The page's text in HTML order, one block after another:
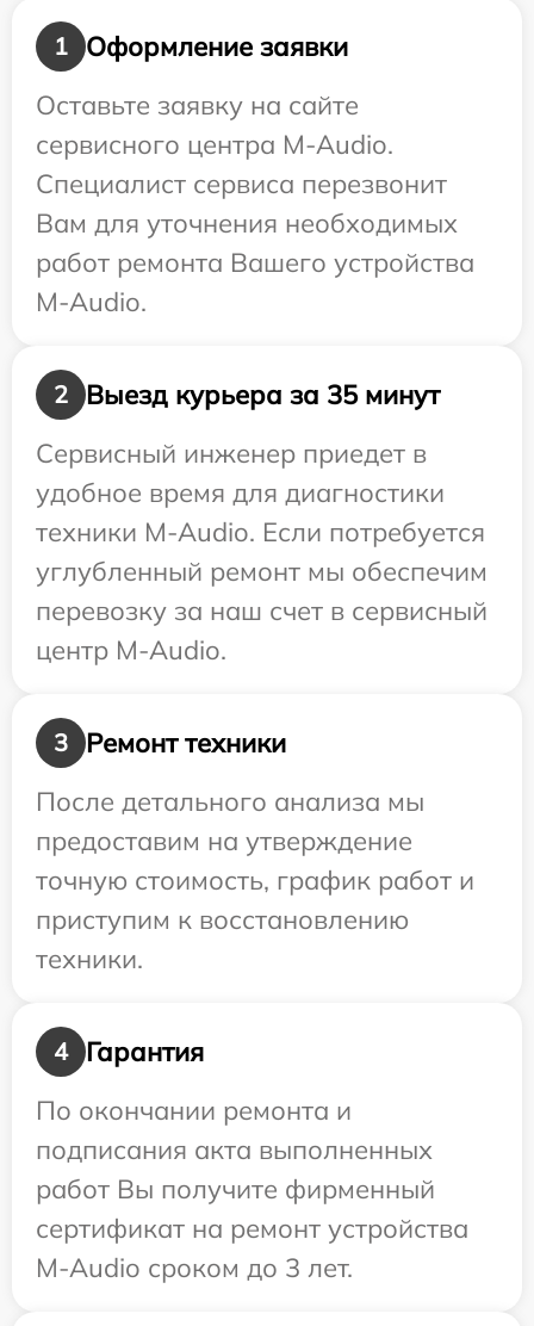
1
Оформление заявки
Оставьте заявку на сайте
сервисного центра M-Audio.
Специалист сервиса перезвонит
Вам для уточнения необходимых
работ ремонта Вашего устройства
M-Audio.
2
Выезд курьера за 35 минут
Сервисный инженер приедет в
удобное время для диагностики
техники M-Audio. Если потребуется
углубленный ремонт мы обеспечим
перевозку за наш счет в сервисный
центр M-Audio.
3
Ремонт техники
После детального анализа мы
предоставим на утверждение
точную стоимость, график работ и
приступим к восстановлению
техники.
4
Гарантия
По окончании ремонта и
подписания акта выполненных
работ Вы получите фирменный
сертификат на ремонт устройства
M-Audio сроком до 3 лет.